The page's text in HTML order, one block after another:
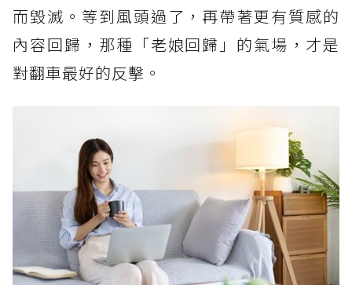
而毀滅。等到風頭過了，再帶著更有質感的
內容回歸，那種「老娘回歸」的氣場，才是
對翻車最好的反擊。